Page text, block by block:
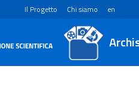
Il Progetto Chi siamo en